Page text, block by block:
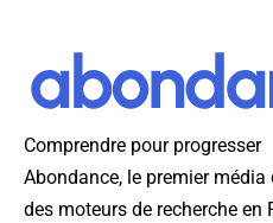
Comprendre pour progresser
Abondance, le premier média
des moteurs de recherche en